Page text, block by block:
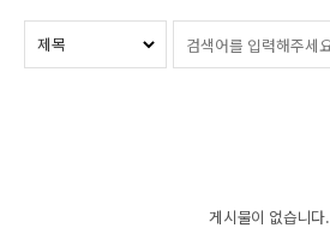
게시물이 없습니다.